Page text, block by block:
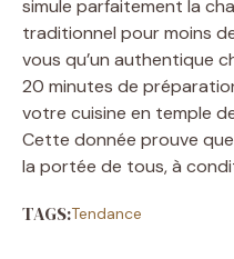
simule parfaitement la
traditionnel pour moins
vous qu’un authentique
20 minutes de
votre cuisine en temple
Cette donnée prouve
la portée de tous, à
TAGS:Tendance